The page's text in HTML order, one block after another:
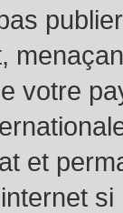
votre
et